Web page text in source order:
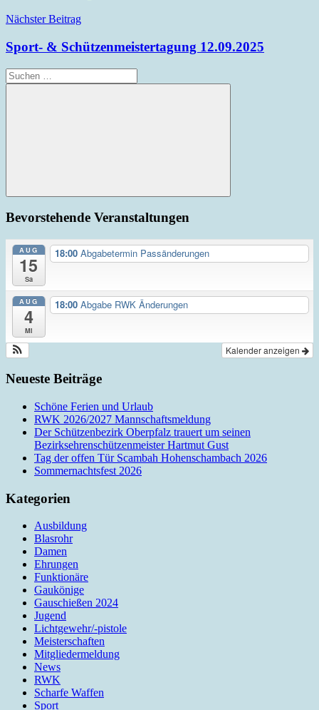
Nächster Beitrag
Sport- & Schützenmeistertagung 12.09.2025
Suchen
nach:
Suchen
Bevorstehende Veranstaltungen
AUG
15
Sa
18:00 Abgabetermin Passänderungen
AUG
4
Mi
18:00 Abgabe RWK Änderungen
Kalender anzeigen
Neueste Beiträge
Schöne Ferien und Urlaub
RWK 2026/2027 Mannschaftsmeldung
Der Schützenbezirk Oberpfalz trauert um seinen
Bezirksehrenschützenmeister Hartmut Gust
Tag der offen Tür Scambah Hohenschambach 2026
Sommernachtsfest 2026
Kategorien
Ausbildung
Blasrohr
Damen
Ehrungen
Funktionäre
Gaukönige
Gauschießen 2024
Jugend
Lichtgewehr/-pistole
Meisterschaften
Mitgliedermeldung
News
RWK
Scharfe Waffen
Sport